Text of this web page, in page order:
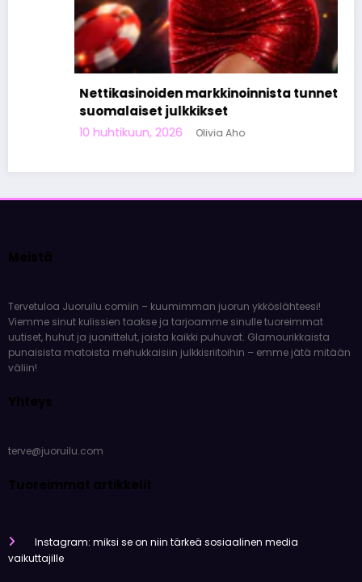
Nettikasinoiden markkinoinnista tunnetut
suomalaiset julkkikset
10 huhtikuun, 2026 Olivia Aho
Meistä
Tervetuloa Juoruilu.comiin – kuumimman juorun ykköslähteesi!
Viemme sinut kulissien taakse ja tarjoamme sinulle tuoreimmat
uutiset, huhut ja juonittelut, joista kaikki puhuvat. Glamourikkaista
punaisista matoista mehukkaisiin julkkisriitoihin – emme jätä mitään
väliin!
Yhteys
terve@juoruilu.com
Tuoreimmat artikkelit
Instagram: miksi se on niin tärkeä sosiaalinen media
vaikuttajille